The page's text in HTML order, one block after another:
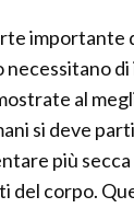
necessitano
al
si deve
più
del corpo.